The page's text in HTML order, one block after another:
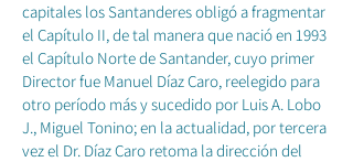
capitales los Santanderes obligó a fragmentar
el Capítulo II, de tal manera que nació en 1993
el Capítulo Norte de Santander, cuyo primer
Director fue Manuel Díaz Caro, reelegido para
otro período más y sucedido por Luis A. Lobo
J., Miguel Tonino; en la actualidad, por tercera
vez el Dr. Díaz Caro retoma la dirección del